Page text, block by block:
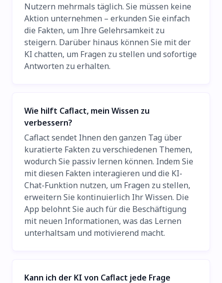
Nutzern mehrmals täglich. Sie müssen keine
Aktion unternehmen – erkunden Sie einfach
die Fakten, um Ihre Gelehrsamkeit zu
steigern. Darüber hinaus können Sie mit der
KI chatten, um Fragen zu stellen und sofortige
Antworten zu erhalten.
Wie hilft Caflact, mein Wissen zu
verbessern?
Caflact sendet Ihnen den ganzen Tag über
kuratierte Fakten zu verschiedenen Themen,
wodurch Sie passiv lernen können. Indem Sie
mit diesen Fakten interagieren und die KI-
Chat-Funktion nutzen, um Fragen zu stellen,
erweitern Sie kontinuierlich Ihr Wissen. Die
App belohnt Sie auch für die Beschäftigung
mit neuen Informationen, was das Lernen
unterhaltsam und motivierend macht.
Kann ich der KI von Caflact jede Frage